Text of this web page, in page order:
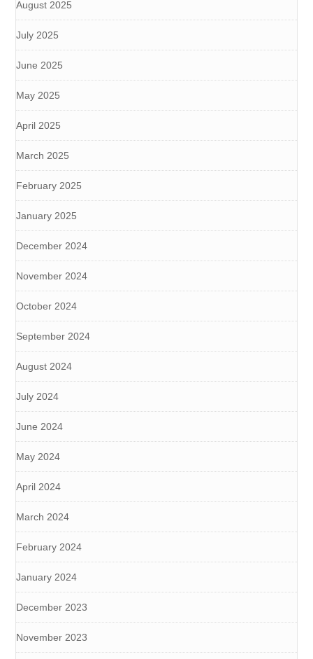
August 2025
July 2025
June 2025
May 2025
April 2025
March 2025
February 2025
January 2025
December 2024
November 2024
October 2024
September 2024
August 2024
July 2024
June 2024
May 2024
April 2024
March 2024
February 2024
January 2024
December 2023
November 2023